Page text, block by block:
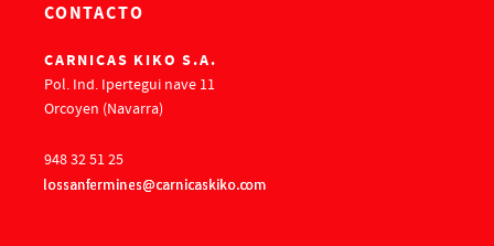
CONTACTO
CARNICAS KIKO S.A.
Pol. Ind. Ipertegui nave 11
Orcoyen (Navarra)
948 32 51 25